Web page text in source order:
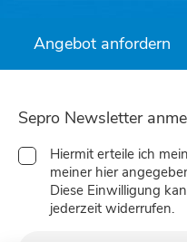
Angebot anfordern
Sepro Newsletter
Hiermit erteile ich
meiner hier
Diese Einwilligung
jederzeit widerrufen.